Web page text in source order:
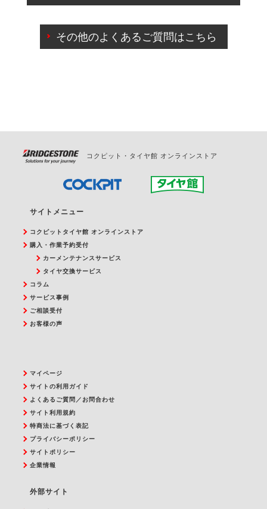
出来ないものもございます。
ご来店予約日の3営業日前を過ぎている場合のご予約
の日時変更につきましては、直接ご予約の店舗まで
その他のよくあるご質問はこちら
コクピット・タイヤ館 オンラインストア
サイトメニュー
コクピットタイヤ館 オンラインストア
購入・作業予約受付
カーメンテナンスサービス
タイヤ交換サービス
コラム
サービス事例
ご相談受付
お客様の声
マイページ
サイトの利用ガイド
よくあるご質問／お問合わせ
サイト利用規約
特商法に基づく表記
プライバシーポリシー
サイトポリシー
企業情報
外部サイト